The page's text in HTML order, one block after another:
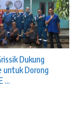
Dukung
untuk Dorong
...